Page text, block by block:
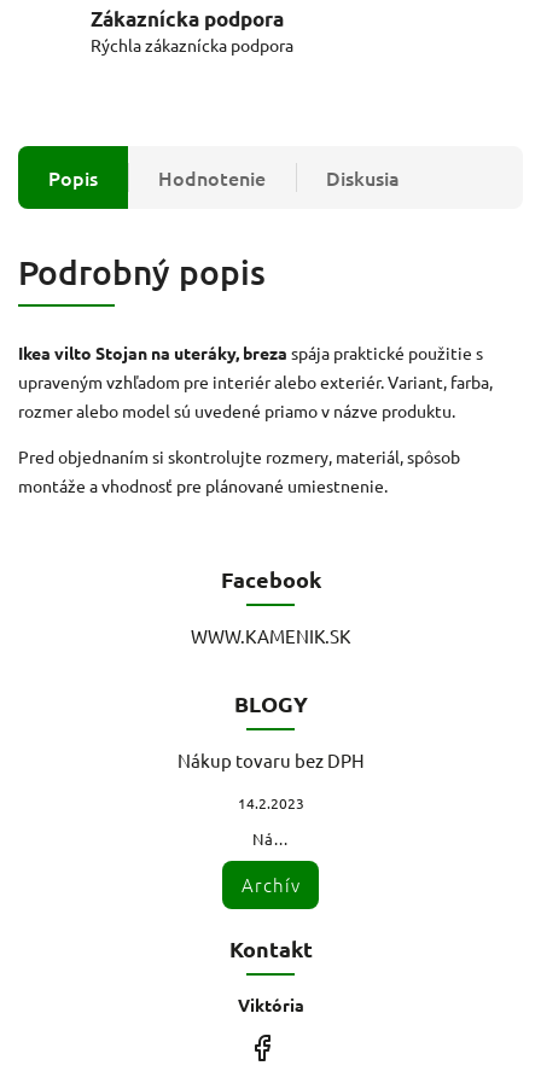
Zákaznícka podpora
Rýchla zákaznícka podpora
Popis Hodnotenie Diskusia
Podrobný popis
Ikea vilto Stojan na uteráky, breza spája praktické použitie s
upraveným vzhľadom pre interiér alebo exteriér. Variant, farba,
rozmer alebo model sú uvedené priamo v názve produktu.
Pred objednaním si skontrolujte rozmery, materiál, spôsob
montáže a vhodnosť pre plánované umiestnenie.
Facebook
WWW.KAMENIK.SK
BLOGY
Nákup tovaru bez DPH
14.2.2023
Ná...
Archív
Kontakt
Viktória